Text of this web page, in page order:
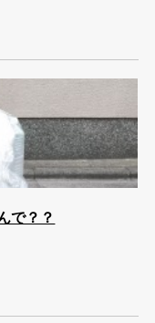
で？？